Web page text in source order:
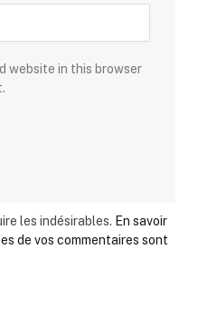
website in this browser
les indésirables. En savoir
de vos commentaires sont